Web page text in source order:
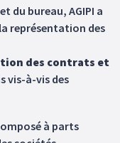
du bureau, AGIPI a
représentation des
des contrats et
vis-à-vis des
à parts